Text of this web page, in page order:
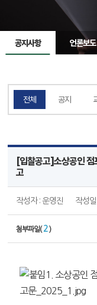
공지사항 언론보도
전체 공지
[입찰공고]소상공인
고
작성자 : 운영진 작성
첨부파일( 2 )